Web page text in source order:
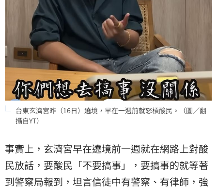
台東玄濟宮昨（16日）遶境，早在一週前就怒槓酸民。（圖／翻
攝自YT）
事實上，玄濟宮早在遶境前一週就在網路上對酸
民放話，要酸民「不要搞事」，要搞事的就等著
到警察局報到，坦言信徒中有警察、有律師，強